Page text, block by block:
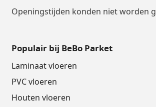
Openingstijden konden niet worden
Populair bij BeBo Parket
Laminaat vloeren
PVC vloeren
Houten vloeren